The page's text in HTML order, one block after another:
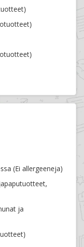
(Ei allergeeneja)
ja
ensi kerralla (sulje)